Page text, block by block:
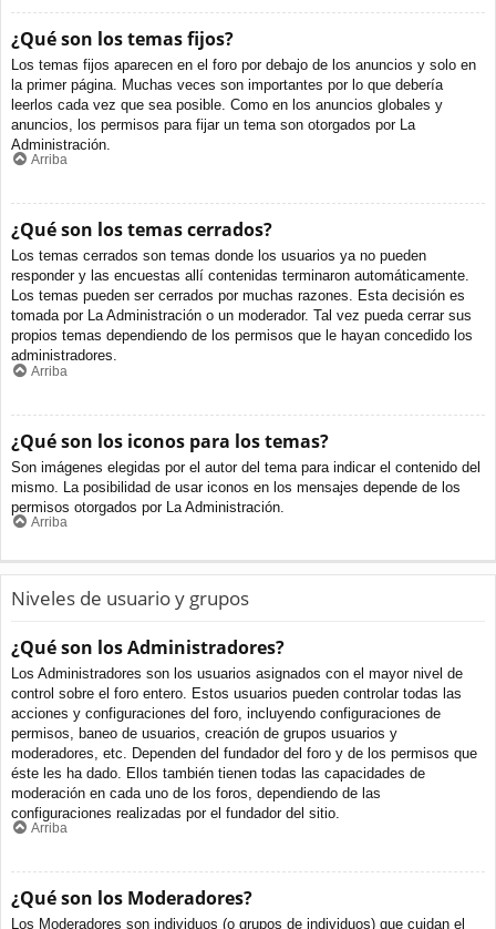
¿Qué son los temas fijos?
Los temas fijos aparecen en el foro por debajo de los anuncios y solo en
la primer página. Muchas veces son importantes por lo que debería
leerlos cada vez que sea posible. Como en los anuncios globales y
anuncios, los permisos para fijar un tema son otorgados por La
Administración.
Arriba
¿Qué son los temas cerrados?
Los temas cerrados son temas donde los usuarios ya no pueden
responder y las encuestas allí contenidas terminaron automáticamente.
Los temas pueden ser cerrados por muchas razones. Esta decisión es
tomada por La Administración o un moderador. Tal vez pueda cerrar sus
propios temas dependiendo de los permisos que le hayan concedido los
administradores.
Arriba
¿Qué son los iconos para los temas?
Son imágenes elegidas por el autor del tema para indicar el contenido del
mismo. La posibilidad de usar iconos en los mensajes depende de los
permisos otorgados por La Administración.
Arriba
Niveles de usuario y grupos
¿Qué son los Administradores?
Los Administradores son los usuarios asignados con el mayor nivel de
control sobre el foro entero. Estos usuarios pueden controlar todas las
acciones y configuraciones del foro, incluyendo configuraciones de
permisos, baneo de usuarios, creación de grupos usuarios y
moderadores, etc. Dependen del fundador del foro y de los permisos que
éste les ha dado. Ellos también tienen todas las capacidades de
moderación en cada uno de los foros, dependiendo de las
configuraciones realizadas por el fundador del sitio.
Arriba
¿Qué son los Moderadores?
Los Moderadores son individuos (o grupos de individuos) que cuidan el